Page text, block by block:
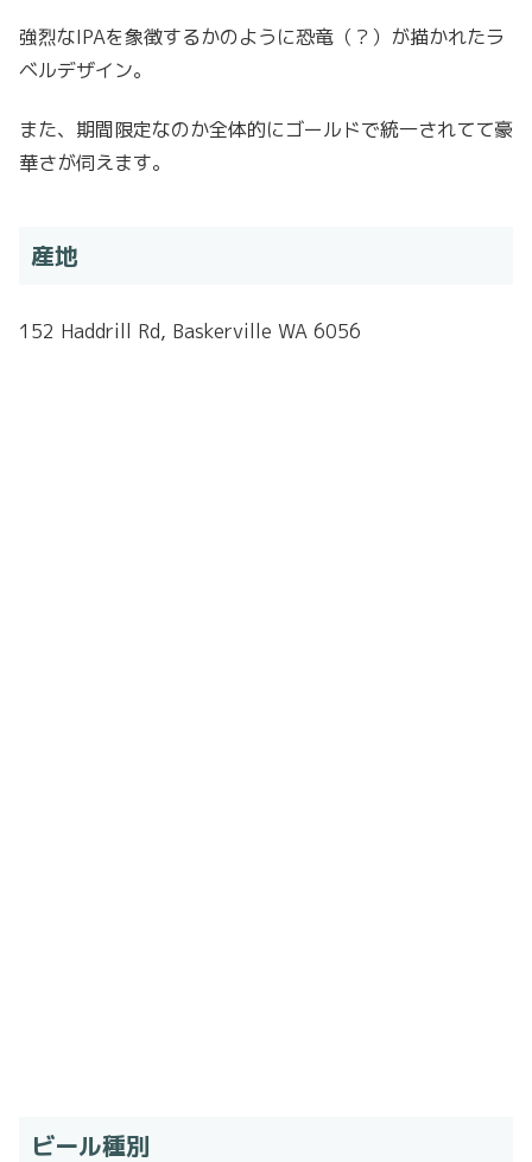
強烈なIPAを象徴するかのように恐竜（？）が描かれたラ
ベルデザイン。
また、期間限定なのか全体的にゴールドで統一されてて豪
華さが伺えます。
産地
152 Haddrill Rd, Baskerville WA 6056
ビール種別